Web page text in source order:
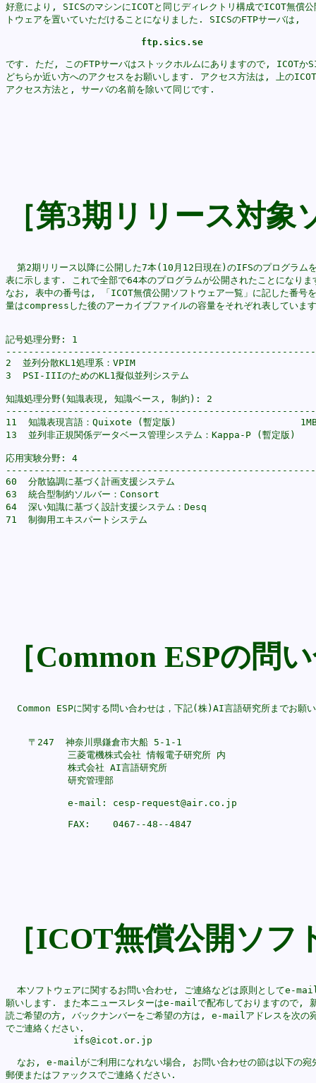
好意により, SICSのマシンにICOTと同じディレクトリ構成でICOT無償公
です. ただ, このFTPサーバはストックホルムにありますので, ICOT
どちらか近い方へのアクセスをお願いします. アクセス方法は, 上の
アクセス方法と, サーバの名前を除いて同じです.
［第3期リリース対
第2期リリース以降に公開した7本(10月12日現在)のIFSのプログラム
表に示します. これで全部で64本のプログラムが公開されたことになり
なお, 表中の番号は, 「ICOT無償公開ソフトウェア一覧」に記した番号
量はcompressした後のアーカイブファイルの容量をそれぞれ表していま
記号処理分野: 1
2  並列分散KL1処理系：VPIM
3  PSI-IIIのためのKL1擬似並列システム
知識処理分野(知識表現, 知識ベース, 制約): 2
11  知識表現言語：Quixote (暫定版)
13  並列非正規関係データベース管理システム：Kappa-P (暫定版)
応用実験分野: 4
60  分散協調に基づく計画支援システム
63  統合型制約ソルバー：Consort
64  深い知識に基づく設計支援システム：Desq
71  制御用エキスパートシステム
［Common ESPの問
Common ESPに関する問い合わせは，下記(株)AI言語研究所までお願
    〒247  神奈川県鎌倉市大船 5-1-1
           三菱電機株式会社 情報電子研究所 内
           株式会社 AI言語研究所
           研究管理部
           e-mail: cesp-request@air.co.jp
［ICOT無償公開ソフ
本ソフトウェアに関するお問い合わせ, ご連絡などは原則としてe-
願いします. また本ニュースレターはe-mailで配布しておりますので,
読ご希望の方, バックナンバーをご希望の方は, e-mailアドレスを次の
でご連絡ください.
            ifs@icot.or.jp
なお, e-mailがご利用になれない場合, お問い合わせの節は以下の宛
郵便またはファックスでご連絡ください.